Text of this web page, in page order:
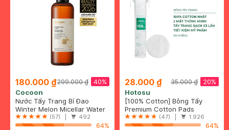
180.000 ₫ 40%
299.000 ₫
Cocoon
Nước Tẩy Trang Bí Đao
Cocoon Làm Sạch & Giảm
Dầu 500ml
Winter Melon Micellar Water
(57) | 492
64%
28.000 ₫ 20%
35.000 ₫
Hotosu
[100% Cotton] Bông Tẩy
Trang Hotosu Cao Cấp 150
Miếng
Premium Cotton Pads
(47) | 1.926
64%